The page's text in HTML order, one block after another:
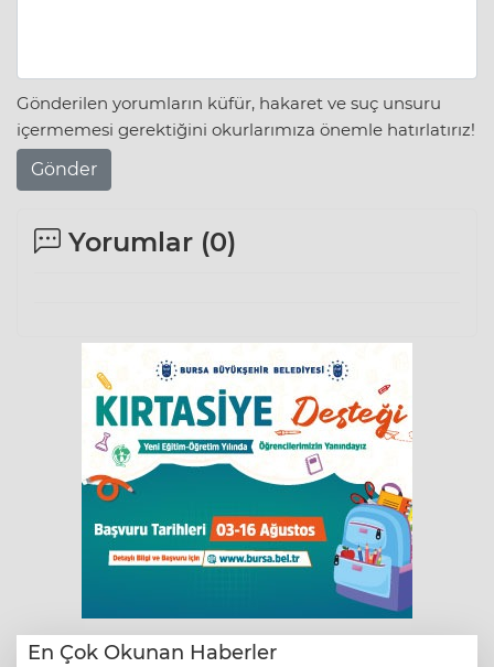
Gönderilen yorumların küfür, hakaret ve suç unsuru
içermemesi gerektiğini okurlarımıza önemle hatırlatırız!
Gönder
Yorumlar (0)
En Çok Okunan Haberler